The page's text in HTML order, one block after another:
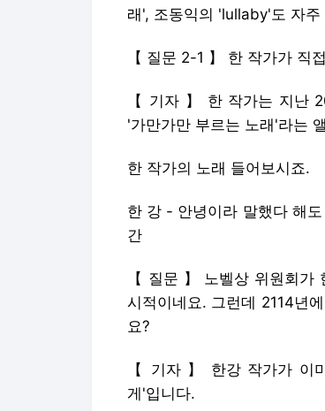
래', 조동익의 'lullaby'도 자주
【 질문 2-1 】 한 작가가 직
【 기자 】 한 작가는 지난
'가만가만 부르는 노래'라는
한 작가의 노래 들어보시죠.
한 강 - 안녕이라 말했다 해
간
【 질문 】 노벨상 위원회
시적이네요. 그런데 2114년
요?
【 기자 】 한강 작가가 이
게'입니다.